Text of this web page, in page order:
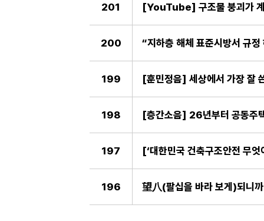
201 [YouTube] 구조물 붕괴가
200 “지하층 해체 표준시방서 규
199 [훈민정음] 세상에서 가장 잘
198 [층간소음] 26년부터 공동주
197
196 望八(팔십을 바라 보게)되니까